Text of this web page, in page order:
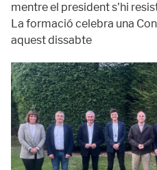
mentre el president s'hi
La formació celebra una
aquest dissabte